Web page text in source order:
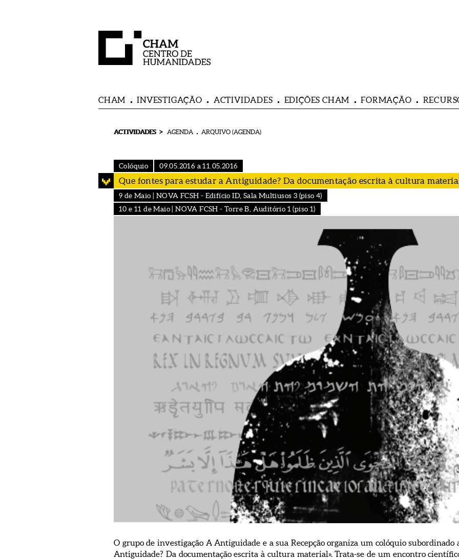
CHAM INVESTIGAÇÃO ACTIVIDADES EDIÇÕES CHAM FORMAÇÃO
ACTIVIDADES > AGENDA ARQUIVO (AGENDA)
Colóquio 09.05.2016 a 11.05.2016
Que fontes para estudar a Antiguidade? Da documentação escrita à cultura
9 de Maio | NOVA FCSH - Edifício ID, Sala Multiusos 3 (piso 4)
10 e 11 de Maio | NOVA FCSH - Torre B, Auditório 1 (piso 1)
O grupo de investigação A Antiguidade e a sua Recepção organiza um colóquio
Antiguidade? Da documentação escrita à cultura material». Trata-se de um encontro